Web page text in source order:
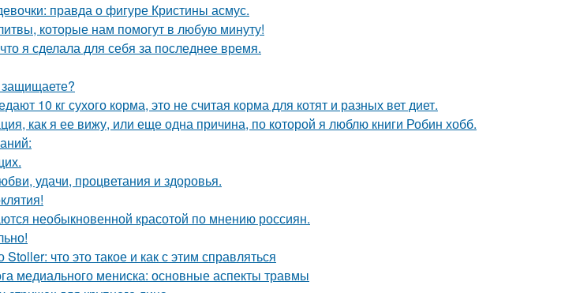
правда о фигуре Кристины асмус.
которые нам помогут в любую минуту!
я сделала для себя за последнее время.
защищаете?
10 кг сухого корма, это не считая корма для котят и разных вет диет.
как я ее вижу, или еще одна причина, по которой я люблю книги Робин хобб.
удачи, процветания и здоровья.
необыкновенной красотой по мнению россиян.
что это такое и как с этим справляться
медиального мениска: основные аспекты травмы